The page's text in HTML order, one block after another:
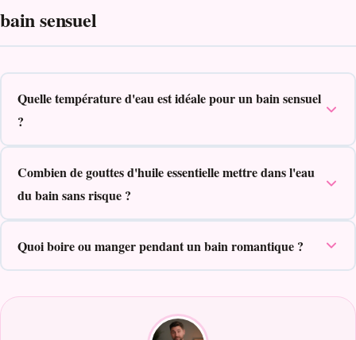
bain sensuel
Quelle température d'eau est idéale pour un bain sensuel
?
Combien de gouttes d'huile essentielle mettre dans l'eau
du bain sans risque ?
Quoi boire ou manger pendant un bain romantique ?